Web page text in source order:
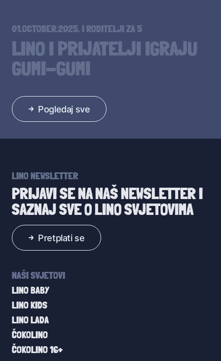
Pogledaj sve
01.OCTOBER.2025. I RODITELJI ZA 5
LINO I PRIJATELJI IGRAJU
GUMI-GUMI
LINO NEWSLETTER
PRIJAVI SE NA NAŠ NEWSLETTER I
SAZNAJ SVE O LINO SVJETOVIMA
Pretplati se
NAŠI SVJETOVI
LINO BABY
LINO KIDS
LINO LADA
ČOKOLINO
ČOKOLINO 16+